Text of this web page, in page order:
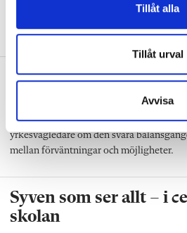
Tillåt alla
Tillåt urval
Avvisa
psykisk ohälsa
Hur syv:ar hanterar
PANELENVi frågade tre studie- och
yrkesvägledare om den svåra
mellan förväntningar och möjligheter.
Syven som ser allt – i
skolan